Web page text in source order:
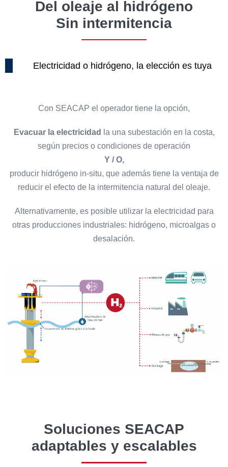
Del oleaje al hidrógeno
Sin intermitencia
Electricidad o hidrógeno, la elección es tuya
Con SEACAP el operador tiene la opción,
Evacuar la electricidad
la una subestación en la costa,
según precios o condiciones de operación
Y / O,
producir hidrógeno in-situ, que además tiene la ventaja de
reducir el efecto de la intermitencia natural del oleaje.
Alternativamente, es posible utilizar la electricidad para
otras producciones industriales: hidrógeno, microalgas o
desalación.
Soluciones SEACAP
adaptables y escalables